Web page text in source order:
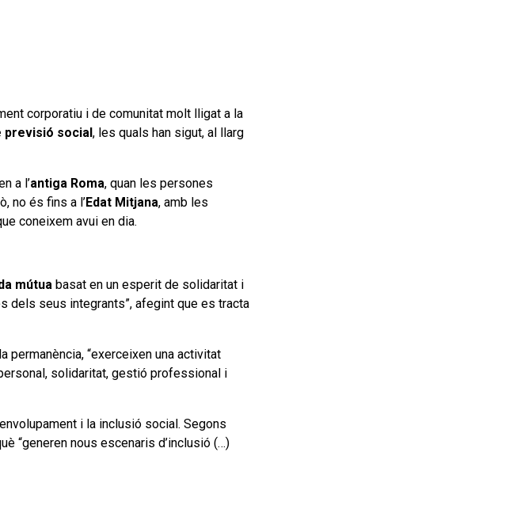
corporatiu i de comunitat molt lligat a la
previsió social, les quals han sigut, al llarg
a l’antiga Roma, quan les persones
no és fins a l’Edat Mitjana, amb les
coneixem avui en dia.
mútua basat en un esperit de solidaritat i
dels seus integrants”, afegint que es tracta
“exerceixen una activitat
solidaritat, gestió professional i
i la inclusió social. Segons
“generen nous escenaris d’inclusió (…)